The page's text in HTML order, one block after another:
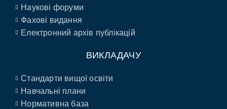
Наукові форуми
Фахові видання
Електронний архів публікацій
ВИКЛАДАЧУ
Стандарти вищої освіти
Навчальні плани
Нормативна база